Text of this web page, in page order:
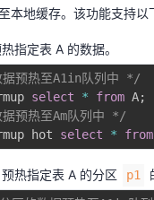
本地缓存。该功能支持以
指定表 A 的数据。
预热至A1in队列中 */
select * from A;
预热至Am队列中 */
hot select * from
预热指定表 A 的分区 p1